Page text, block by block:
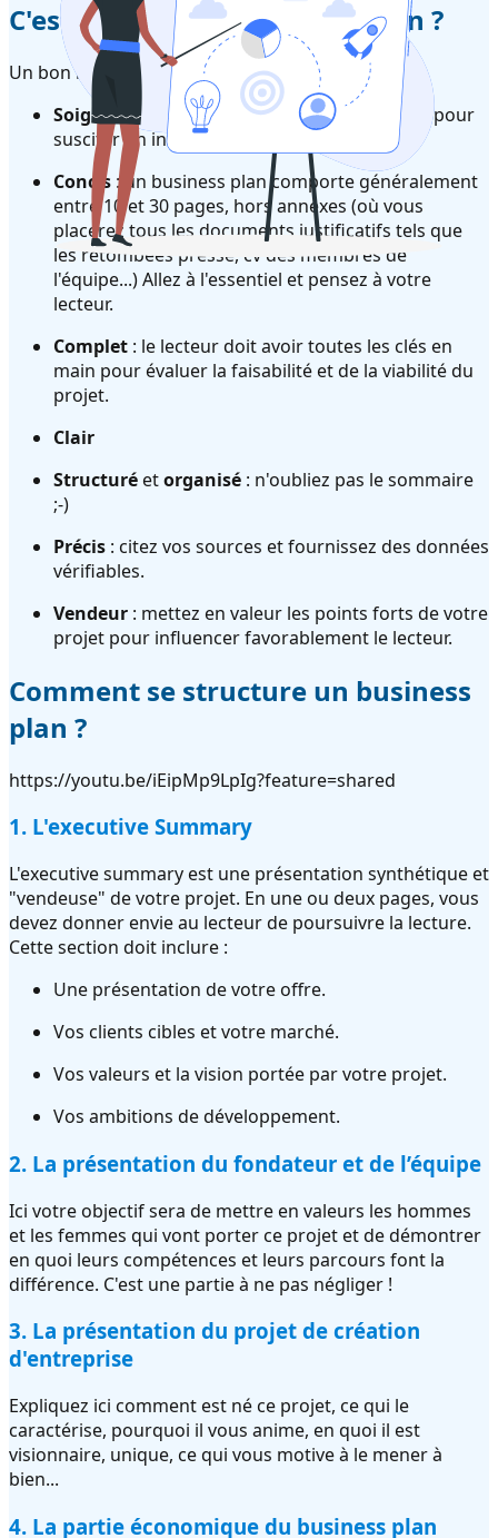
C'est quoi un bon business plan ?
Un bon business plan doit être :
Soigné: présentez un document impeccable pour
susciter un intérêt favorable.
Concis : un business plan comporte généralement
entre 10 et 30 pages, hors annexes (où vous
placerez tous les documents justificatifs tels que
les retombées presse, cv des membres de
l'équipe...) Allez à l'essentiel et pensez à votre
lecteur.
Complet : le lecteur doit avoir toutes les clés en
main pour évaluer la faisabilité et de la viabilité du
projet.
Clair
Structuréetorganisé : n'oubliez pas le sommaire
;-)
Précis : citez vos sources et fournissez des données
vérifiables.
Vendeur : mettez en valeur les points forts de votre
projet pour influencer favorablement le lecteur.
Comment se structure un business
plan ?
https://youtu.be/iEipMp9LpIg?feature=shared
1. L'executive Summary
L'executive summary est une présentation synthétique et
"vendeuse" de votre projet. En une ou deux pages, vous
devez donner envie au lecteur de poursuivre la lecture.
Cette section doit inclure :
Une présentation de votre offre.
Vos clients cibles et votre marché.
Vos valeurs et la vision portée par votre projet.
Vos ambitions de développement.
2. La présentation du fondateur et de l’équipe
Ici votre objectif sera de mettre en valeurs les hommes
et les femmes qui vont porter ce projet et de démontrer
en quoi leurs compétences et leurs parcours font la
différence. C'est une partie à ne pas négliger !
3. La présentation du projet de création
d'entreprise
Expliquez ici comment est né ce projet, ce qui le
caractérise, pourquoi il vous anime, en quoi il est
visionnaire, unique, ce qui vous motive à le mener à
bien...
4. La partie économique du business plan